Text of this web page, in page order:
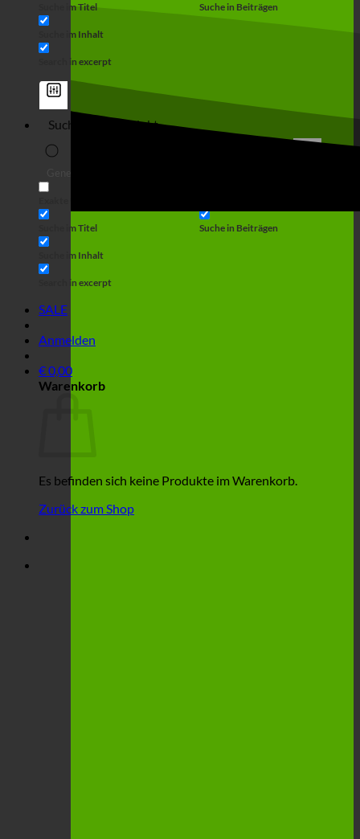
Suche im Titel
Suche im Inhalt
Search in excerpt
Suche in Beiträgen
Suche im Titel
Suche im Inhalt
Search in excerpt
Suche in Beiträgen
SALE
Anmelden
€0,00
Warenkorb
Es befinden sich keine Produkte im Warenkorb.
Zurück zum Shop